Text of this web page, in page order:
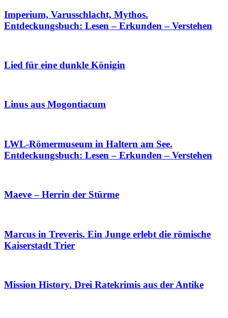
Imperium, Varusschlacht, Mythos.
Entdeckungsbuch: Lesen – Erkunden – Verstehen
Lied für eine dunkle Königin
Linus aus Mogontiacum
LWL-Römermuseum in Haltern am See.
Entdeckungsbuch: Lesen – Erkunden – Verstehen
Maeve – Herrin der Stürme
Marcus in Treveris. Ein Junge erlebt die römische
Kaiserstadt Trier
Mission History. Drei Ratekrimis aus der Antike